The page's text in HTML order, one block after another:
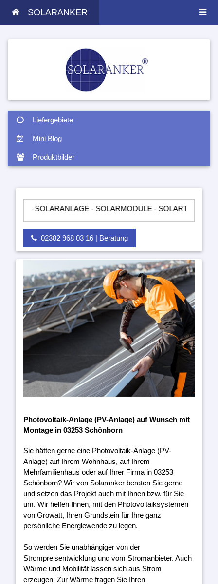
SOLARANKER
Liefergebiete
Mini Blog
Produktbilder
- SOLARMODULE - SOLARTASCHEN -
02382 968 03 16 | Beratung
Photovoltaik-Anlage (PV-Anlage) auf Wunsch mit
Montage in 03253 Schönborn
Sie hätten gerne eine Photovoltaik-Anlage (PV-
Anlage) auf Ihrem Wohnhaus, auf Ihrem
Mehrfamilienhaus oder auf Ihrer Firma in 03253
Schönborn? Wir von Solaranker beraten Sie gerne
und setzen das Projekt auch mit Ihnen bzw. für Sie
um. Wir helfen Ihnen, mit den Photovoltaiksystemen
von Growatt, Ihren Grundstein für Ihre ganz
persönliche Energiewende zu legen.
So werden Sie unabhängiger von der
Strompreisentwicklung und vom Stromanbieter. Auch
Wärme und Mobilität lassen sich aus Strom
erzeugen. Zur Wärme fragen Sie Ihren